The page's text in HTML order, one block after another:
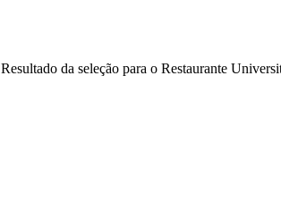
Resultado da seleção para o Restaurante